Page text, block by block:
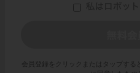
会員登録をクリックまたはタップする